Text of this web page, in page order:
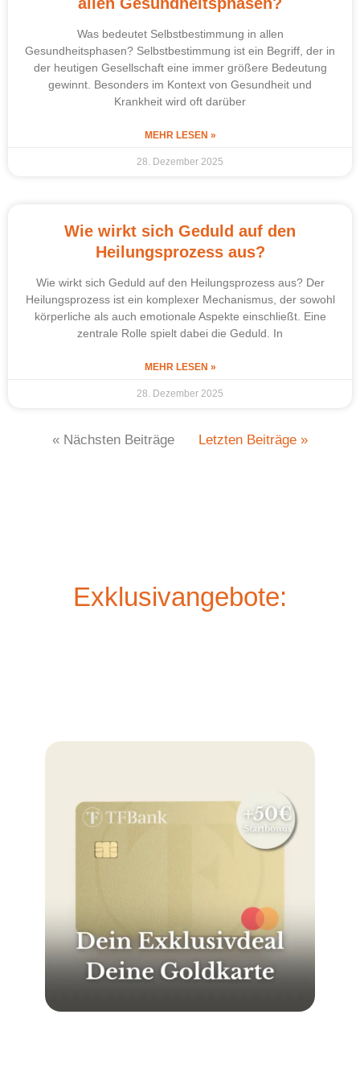
Was bedeutet Selbstbestimmung in allen
Gesundheitsphasen? Selbstbestimmung ist ein Begriff, der in
der heutigen Gesellschaft eine immer größere Bedeutung
gewinnt. Besonders im Kontext von Gesundheit und
Krankheit wird oft darüber
MEHR LESEN »
28. Dezember 2025
Wie wirkt sich Geduld auf den
Heilungsprozess aus?
Wie wirkt sich Geduld auf den Heilungsprozess aus? Der
Heilungsprozess ist ein komplexer Mechanismus, der sowohl
körperliche als auch emotionale Aspekte einschließt. Eine
zentrale Rolle spielt dabei die Geduld. In
MEHR LESEN »
28. Dezember 2025
« Nächsten Beiträge Letzten Beiträge »
Exklusivangebote: